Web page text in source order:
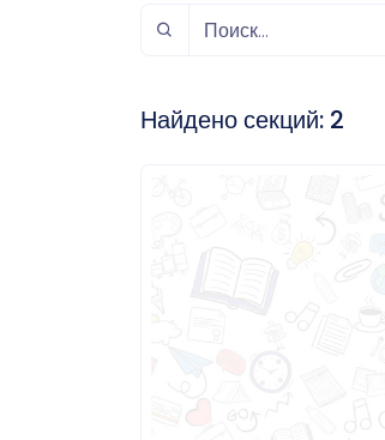
Индивидуально-
Найдено секций: 2